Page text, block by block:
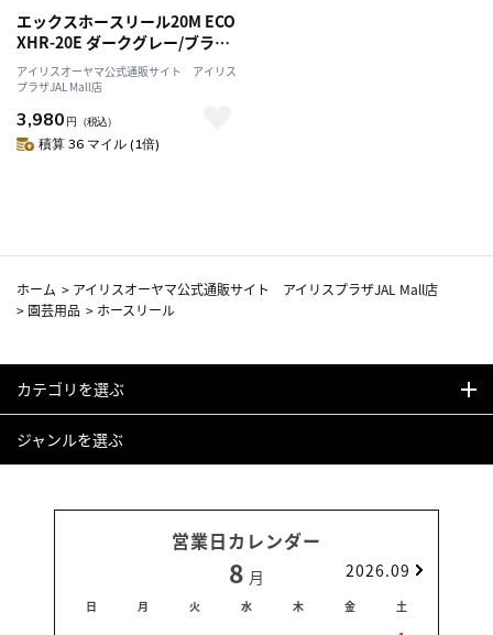
エックスホースリール20M ECO
XHR-20E ダークグレー/ブラッ
ク
アイリスオーヤマ公式通販サイト アイリス
プラザJAL Mall店
3,980 円 （税込）
積算 36 マイル (1倍)
ホーム > アイリスオーヤマ公式通販サイト アイリスプラザJAL Mall店
> 園芸用品 > ホースリール
カテゴリを選ぶ
ジャンルを選ぶ
営業日カレンダー
8 月 2026.09
日 月 火 水 木 金 土